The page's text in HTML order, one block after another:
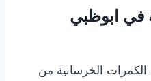
ابوظبي
الخرسانية من